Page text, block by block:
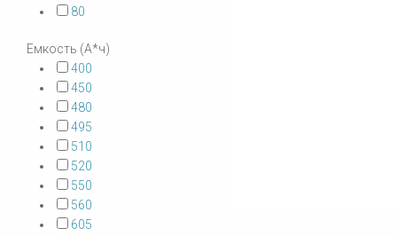
80
Емкость (А*ч)
400
450
480
495
510
520
550
560
605